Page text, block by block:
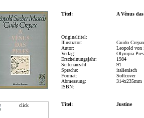
Titel: A Vênus
Originaltitel:
Illustrator:
Autor:
Verlag:
Erscheinungsjahr:
Seitenanzahl:
Sprache:
Format:
Abmessung:
ISBN:
Guido
Leopold von
Olympia
1984
91
italienisch
Softcover
314x235mm
Titel: Justine